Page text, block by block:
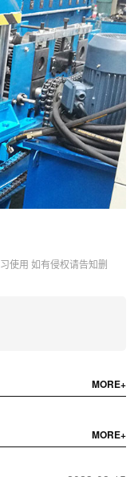
使用 如有侵权请告知删
MORE+
MORE+